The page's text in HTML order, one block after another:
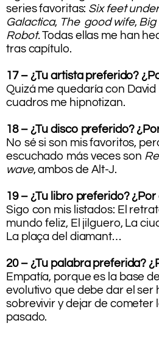
series favoritas: Six feet under
Galactica, The good wife, Big
Robot.Todas ellas me han
tras capítulo.
17 – ¿Tu artista preferido?
Quizá me quedaría con David
cuadros me hipnotizan.
18 – ¿Tu disco preferido?
No sé si son mis favoritos,
escuchado más veces son
wave, ambos de Alt-J.
19 – ¿Tu libro preferido? ¿Por
Sigo con mis listados: El
mundo feliz, El jilguero, La
La plaça del diamant…
20 – ¿Tu palabra preferida?
Empatía, porque es la base
evolutivo que debe dar el ser
sobrevivir y dejar de cometer
pasado.